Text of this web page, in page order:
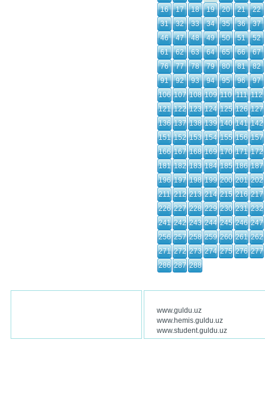
16
17 18 19 20 21
22
31
32 33 34 35 36
37
46
47 48 49 50 51
52
61
62 63 64 65 66
67
76
77 78 79 80 81
82
91
92 93 94 95 96
97
106 107 108 109 110 111 112
121 122 123 124 125 126 127
136 137 138 139 140 141 142
151 152 153 154 155 156 157
166 167 168 169 170 171 172
181 182 183 184 185 186 187
196 197 198 199 200 201 202
211 212 213 214 215 216 217
226 227 228 229 230 231 232
241 242 243 244 245 246 247
256 257 258 259 260 261 262
271 272 273 274 275 276 277
286 287 288
www.guldu.uz
www.hemis.guldu.uz
www.student.guldu.uz